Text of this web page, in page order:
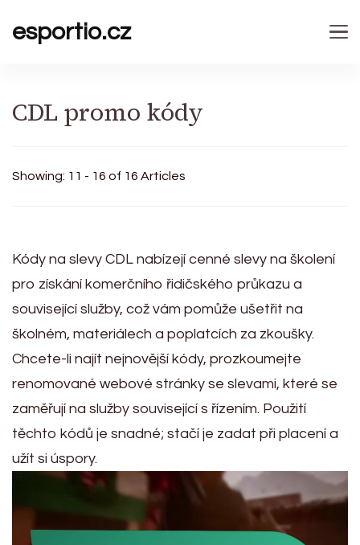
esportio.cz
CDL promo kódy
Showing: 11 - 16 of 16 Articles
Kódy na slevy CDL nabízejí cenné slevy na školení
pro získání komerčního řidičského průkazu a
související služby, což vám pomůže ušetřit na
školném, materiálech a poplatcích za zkoušky.
Chcete-li najít nejnovější kódy, prozkoumejte
renomované webové stránky se slevami, které se
zaměřují na služby související s řízením. Použití
těchto kódů je snadné; stačí je zadat při placení a
užít si úspory.